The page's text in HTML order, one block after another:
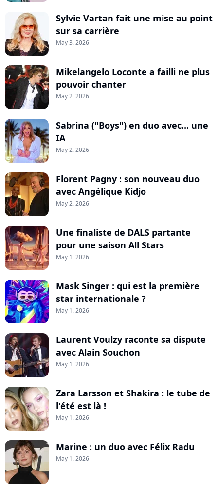
Sylvie Vartan fait une mise au point
sur sa carrière
May 3, 2026
Mikelangelo Loconte a failli ne plus
pouvoir chanter
May 2, 2026
Sabrina ("Boys") en duo avec... une
IA
May 2, 2026
Florent Pagny : son nouveau duo
avec Angélique Kidjo
May 2, 2026
Une finaliste de DALS partante
pour une saison All Stars
May 1, 2026
Mask Singer : qui est la première
star internationale ?
May 1, 2026
Laurent Voulzy raconte sa dispute
avec Alain Souchon
May 1, 2026
Zara Larsson et Shakira : le tube de
l'été est là !
May 1, 2026
Marine : un duo avec Félix Radu
May 1, 2026